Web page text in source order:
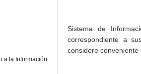
a la Información
Sistema de
correspondiente a
considere